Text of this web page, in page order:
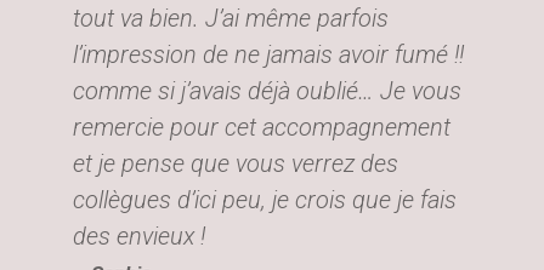
tout va bien. J’ai même parfois
l’impression de ne jamais avoir fumé !!
comme si j’avais déjà oublié… Je vous
remercie pour cet accompagnement
et je pense que vous verrez des
collègues d’ici peu, je crois que je fais
des envieux !